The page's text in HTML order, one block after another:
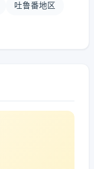
吐鲁番地区